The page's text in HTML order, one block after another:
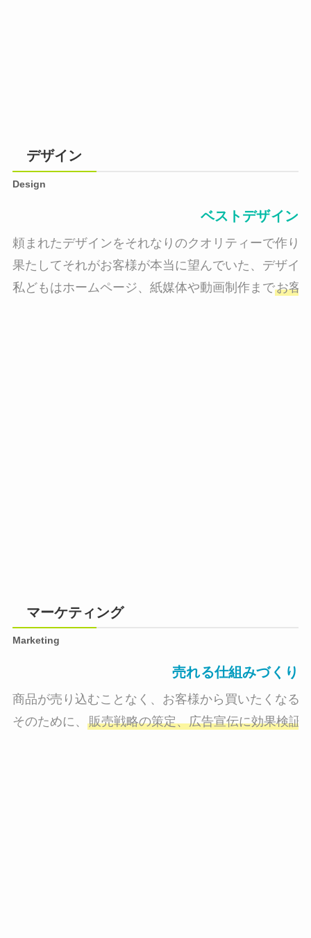
デザイン
Design
ベストデザイン
頼まれたデザインをそれなりのクオリティーで作り
果たしてそれがお客様が本当に望んでいた、デザイ
私どもはホームページ、紙媒体や動画制作までお客
マーケティング
Marketing
売れる仕組みづくり
商品が売り込むことなく、お客様から買いたくなる
そのために、 販売戦略の策定、広告宣伝に効果検証